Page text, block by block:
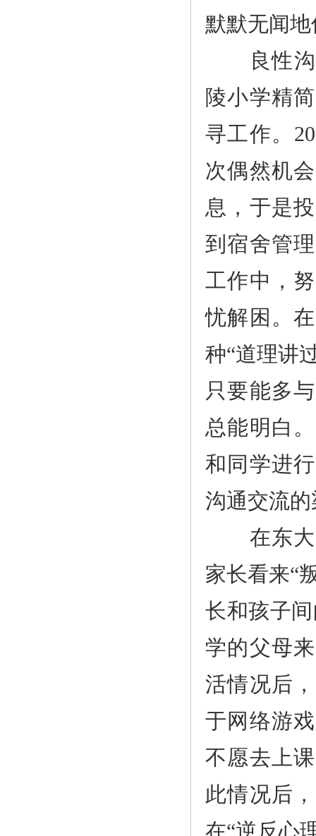
默默无闻
良性沟
陵小学精
寻工作。
次偶然机
息，于是
到宿舍管
工作中，
忧解困。
种“道理讲
只要能多
总能明白
和同学进
沟通交流
在东大
家长看来“
长和孩子
学的父母
活情况后
于网络游
不愿去上
此情况后
在“逆反心